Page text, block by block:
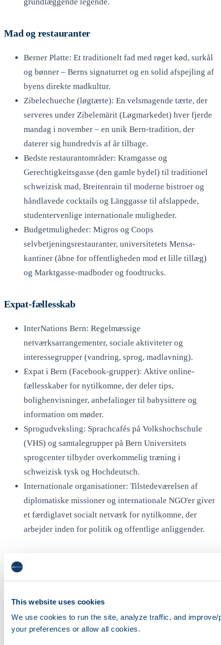
This website uses cookies
We use cookies to run the site, analyze traffic, and
your preferences or allow all cookies.
grundlæggende legende.
Mad og restauranter
Berner Platte: Et traditionelt fad med røget kød, surkål
og bønner – Berns signaturret og en solid afspejling af
byens direkte madkultur.
Zibelechueche (løgtærte): En velsmagende tærte, der
serveres under Zibelemärit (Løgmarkedet) hver fjerde
mandag i november – en unik Bern-tradition, der
daterer sig hundredvis af år tilbage.
Bedste restaurantområder: Kramgasse og
Gerechtigkeitsgasse (den gamle bydel) til traditionel
schweizisk mad, Breitenrain til moderne bistroer og
håndlavede cocktails og Länggasse til afslappede,
studentervenlige internationale muligheder.
Budgetmuligheder: Migros og Coops
selvbetjeningsrestauranter, universitetets Mensa-
kantiner (åbne for offentligheden mod et lille tillæg)
og Marktgasse-madboder og foodtrucks.
Expat-fællesskab
InterNations Bern: Regelmæssige
netværksarrangementer, sociale aktiviteter og
interessegrupper (vandring, sprog, madlavning).
Expat i Bern (Facebook-grupper): Aktive online-
fællesskaber for nytilkomne, der deler tips,
bolighenvisninger, anbefalinger til babysittere og
information om møder.
Sprogudveksling: Sprachcafés på Volkshochschule
(VHS) og samtalegrupper på Bern Universitets
sprogcenter tilbyder overkommelig træning i
schweizisk tysk og Hochdeutsch.
Internationale organisationer: Tilstedeværelsen af
diplomatiske missioner og internationale NGO'er giver
et færdiglavet socialt netværk for nytilkomne, der
arbejder inden for politik og offentlige anliggender.
Arbejdsmarkedet i Bern
Vigtigste brancher: Regeringen og den offentlige
administration, uddannelse og forskning,